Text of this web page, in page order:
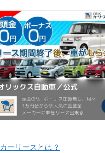
カーリースとは？